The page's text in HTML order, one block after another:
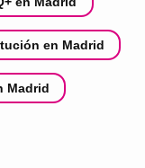
en Madrid
Madrid